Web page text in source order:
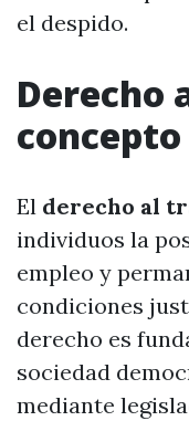
el despido.
Derecho
El derecho al
individuos la
empleo y
condiciones
derecho es
sociedad
mediante